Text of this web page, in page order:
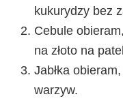
kukurydzy bez
Cebule
na złoto na
Jabłka
warzyw.